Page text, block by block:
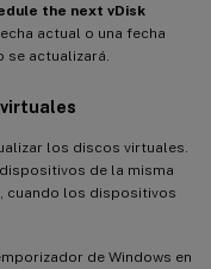
the next vDisk
actual o una fecha
actualizará.
los discos virtuales.
de la misma
cuando los dispositivos
de Windows en